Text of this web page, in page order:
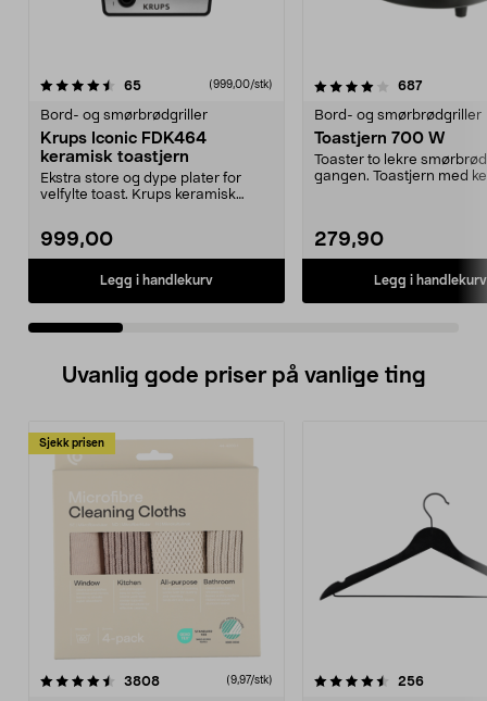
65anmeldelser(999,00/stk)
Bord- og smørbrødgriller
Krups Iconic FDK464
keramisk toastjern
Ekstra store og dype plater for
velfylte toast. Krups keramisk
999,00
Legg i handlekurv
4.0 av 5 stjerner 687
Bord- og smørbrødgriller
Toastjern 700 W
Toaster to lekre
gangen. Toastjern med
279,90
Legg i handlekurv
5.0 av 5 stjerner
Uvanlig gode priser på vanlige ting
Sjekk prisen
3808anmeldelser(9,97/stk)
4.5av 5 stjerner 256
4.5av 5 stjerner